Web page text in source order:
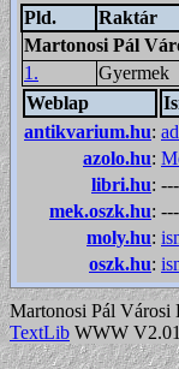
Pld.
Raktár
Martonosi Pál
1.
Gyermek
Weblap
antikvarium.hu:
azolo.hu:
libri.hu: ---
mek.oszk.hu: ---
moly.hu:
oszk.hu:
Martonosi Pál Városi
TextLib WWW